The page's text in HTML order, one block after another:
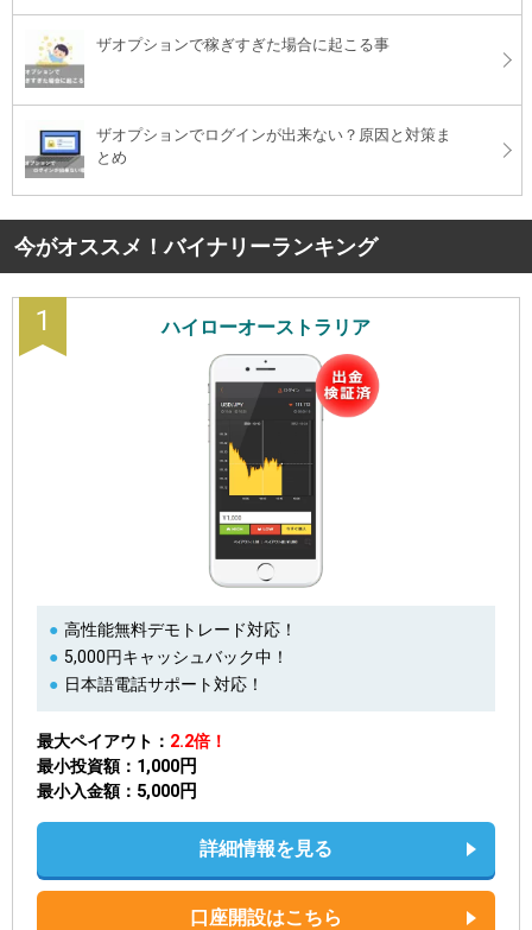
ザオプションで稼ぎすぎた場合に起こる事
ザオプションでログインが出来ない？原因と対策ま
とめ
今がオススメ！バイナリーランキング
1 ハイローオーストラリア
高性能無料デモトレード対応！
5,000円キャッシュバック中！
日本語電話サポート対応！
最大ペイアウト
2.2倍！
最小投資額
1,000円
最小入金額 5,000円
詳細情報を見る
口座開設はこちら